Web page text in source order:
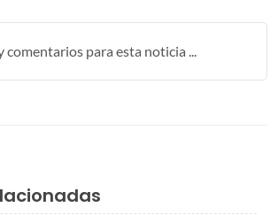
comentarios para esta noticia ...